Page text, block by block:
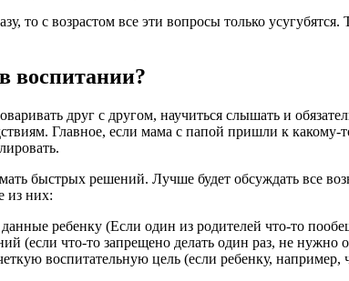
то с возрастом все эти вопросы только
воспитании?
друг с другом, научиться слышать и
Главное, если мама с папой пришли к
быстрых решений. Лучше будет обсуждать все
из них:
ребенку (Если один из родителей что-то
(если что-то запрещено делать один раз, не нужно
воспитательную цель (если ребенку, например,